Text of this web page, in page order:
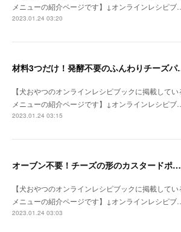
メニューの紹介ページです】↓オンラインレシピブ
2023.01.24 03:20
材料3つだけ！発酵
【犬おやつのオンラインレシピブックに掲載してい
メニューの紹介ページです】↓オンラインレシピブ
2023.01.24 03:15
オーブン不要！チーズの形のカスタードポテトケーキ（手作り犬おやつレシピ）
【犬おやつのオンラインレシピブックに掲載してい
メニューの紹介ページです】↓オンラインレシピブ
2023.01.24 03:03